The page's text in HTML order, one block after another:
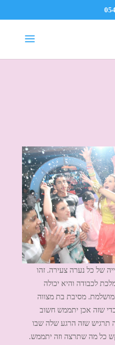
של כל נערה צעירה. זהו
לכבודה והיא יכולה
מסיבת בת מצווה
שזה אכן יתממש חשוב
תרגיש שזה הרגע שלה שבו
כל מה שתרצה וזה יתממש.